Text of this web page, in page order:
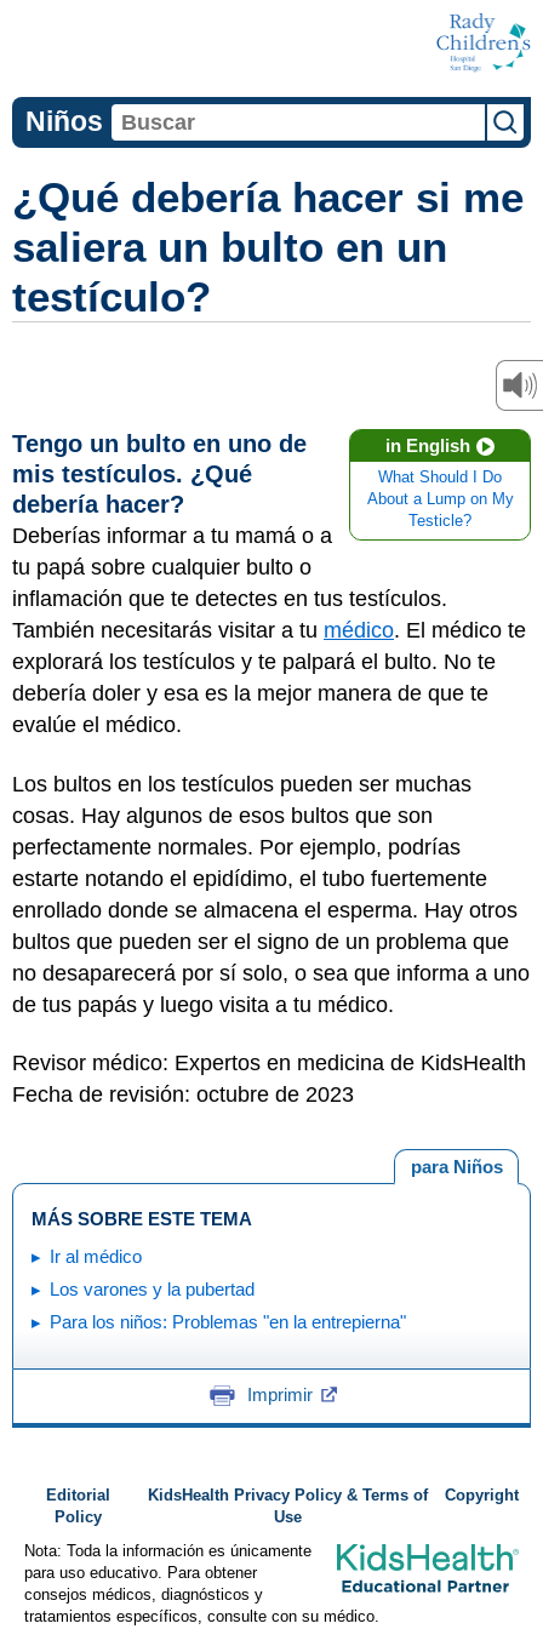
Niños
¿Qué debería hacer si me
saliera un bulto en un
testículo?
in English
What Should I Do
About a Lump on My
Testicle?
Tengo un bulto en uno de
mis testículos. ¿Qué
debería hacer?
Deberías informar a tu mamá o a
tu papá sobre cualquier bulto o
inflamación que te detectes en tus testículos.
También necesitarás visitar a tu médico. El médico te
explorará los testículos y te palpará el bulto. No te
debería doler y esa es la mejor manera de que te
evalúe el médico.
Los bultos en los testículos pueden ser muchas
cosas. Hay algunos de esos bultos que son
perfectamente normales. Por ejemplo, podrías
estarte notando el epidídimo, el tubo fuertemente
enrollado donde se almacena el esperma. Hay otros
bultos que pueden ser el signo de un problema que
no desaparecerá por sí solo, o sea que informa a uno
de tus papás y luego visita a tu médico.
Revisor médico: Expertos en medicina de KidsHealth
Fecha de revisión: octubre de 2023
para Niños
MÁS SOBRE ESTE TEMA
Ir al médico
Los varones y la pubertad
Para los niños: Problemas "en la entrepierna"
Imprimir
Editorial
Policy
KidsHealth Privacy Policy & Terms of
Use
Copyright
Nota: Toda la información es únicamente
para uso educativo. Para obtener
consejos médicos, diagnósticos y
tratamientos específicos, consulte con su médico.